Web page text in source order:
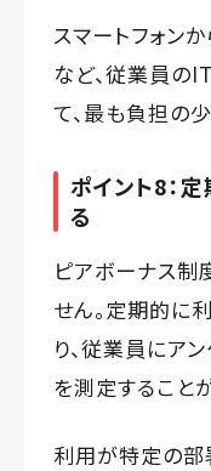
スマートフォン
など、従業員の
て、最も負担の
ポイント8：
る
ピアボーナス制
せん。定期的に
り、従業員にア
を測定すること
利用が特定の部